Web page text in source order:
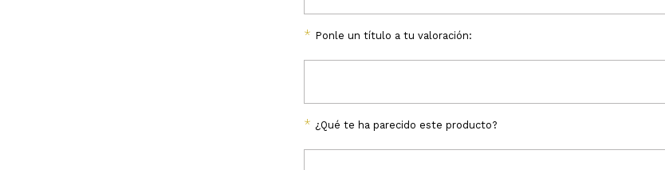
* Ponle un título a tu valoración:
* ¿Qué te ha parecido este producto?